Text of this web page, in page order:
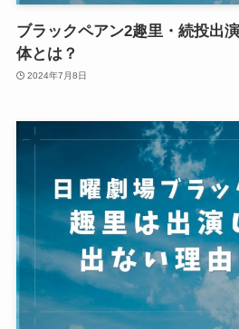
ブラックペアン2趣里・続投出
体とは？
2024年7月8日